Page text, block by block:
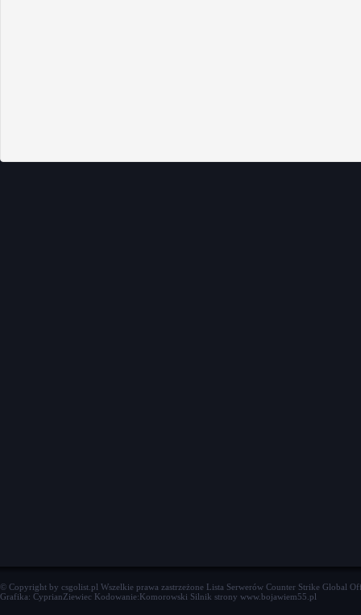
© Copyright by csgolist.pl Wszelkie prawa zastrzeżone Lista Serwerów Counter Strike Global
Grafika: CyprianZiewiec Kodowanie:Komorowski Silnik strony www.bojawiem55.pl